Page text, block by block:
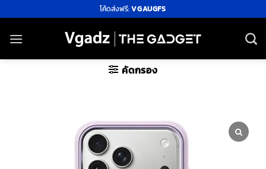
ไป
ยัง
โค้ดส่งฟรี:VGAUGFS
คัดกรอง